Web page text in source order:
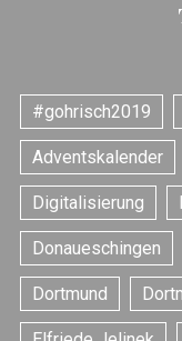
#gohrisch2019
Adventskalender
Digitalisierung
Donaueschingen
Dortmund